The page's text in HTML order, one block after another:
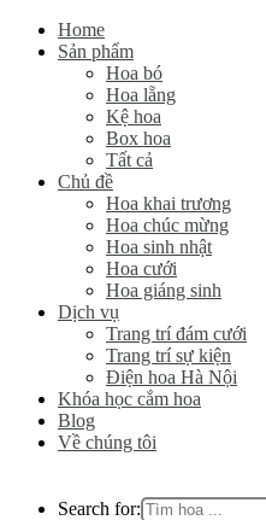
Home
Sản phẩm
Hoa bó
Hoa lẵng
Kệ hoa
Box hoa
Tất cả
Chủ đề
Hoa khai trương
Hoa chúc mừng
Hoa sinh nhật
Hoa cưới
Hoa giáng sinh
Dịch vụ
Trang trí đám cưới
Trang trí sự kiện
Điện hoa Hà Nội
Khóa học cắm hoa
Blog
Về chúng tôi
Search for: